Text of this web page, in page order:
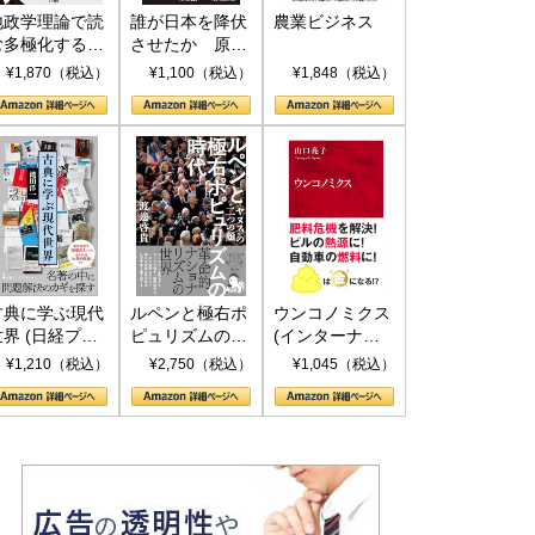
政学理論で読
多極化する世
トランプと
¥1,870（税込）
誰が日本を降伏
させたか 原爆
投下、ソ連参
(PHP新書)
¥1,100（税込）
農業ビジネス
¥1,848（税込）
典に学ぶ現代
界 (日経プレ
アシリーズ)
¥1,210（税込）
ルペンと極右ポ
ピュリズムの時
代：〈ヤヌス〉
¥2,750（税込）
ウンコノミクス
(インターナシ
ョナル新書)
¥1,045（税込）